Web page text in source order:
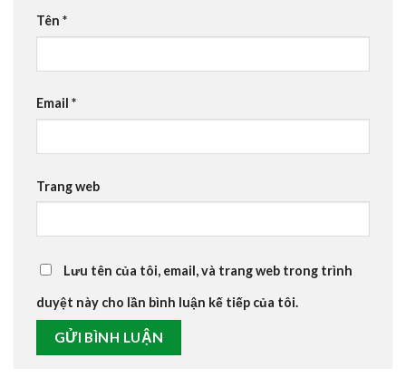
Tên *
Email *
Trang web
Lưu tên của tôi, email, và trang web trong trình
duyệt này cho lần bình luận kế tiếp của tôi.